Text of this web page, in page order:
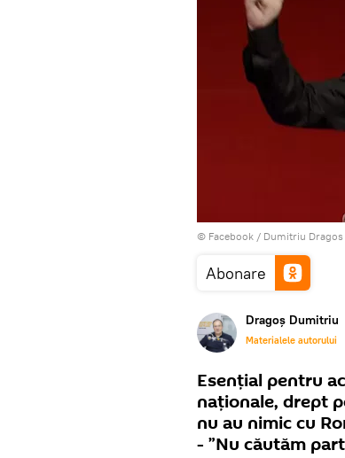
© Facebook / Dumitriu Dragos
Abonare
Dragoș Dumitriu
Materialele autorului
Esențial pentru
naționale, drept
nu au nimic cu
- ”Nu căutăm